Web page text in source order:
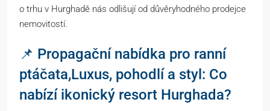
o trhu v Hurghadě nás odlišují od důvěryhodného prodejce
nemovitostí.
📌 Propagační nabídka pro ranní
ptáčata,Luxus, pohodlí a styl: Co
nabízí ikonický resort Hurghada?